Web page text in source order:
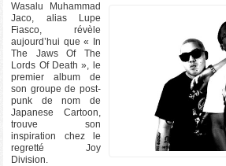
Wasalu Muhammad
Jaco, alias Lupe
Fiasco, révèle
aujourd’hui que « In
The Jaws Of The
Lords Of Death », le
premier album de
son groupe de post-
punk de nom de
Japanese Cartoon,
trouve son
inspiration chez le
regretté Joy
Division.